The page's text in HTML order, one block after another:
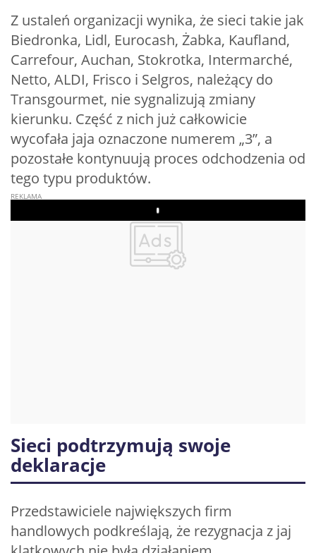
Z ustaleń organizacji wynika, że sieci takie jak
Biedronka, Lidl, Eurocash, Żabka, Kaufland,
Carrefour, Auchan, Stokrotka, Intermarché,
Netto, ALDI, Frisco i Selgros, należący do
Transgourmet, nie sygnalizują zmiany
kierunku. Część z nich już całkowicie
wycofała jaja oznaczone numerem „3”, a
pozostałe kontynuują proces odchodzenia od
tego typu produktów.
Play
Sieci podtrzymują swoje
deklaracje
Przedstawiciele największych firm
handlowych podkreślają, że rezygnacja z jaj